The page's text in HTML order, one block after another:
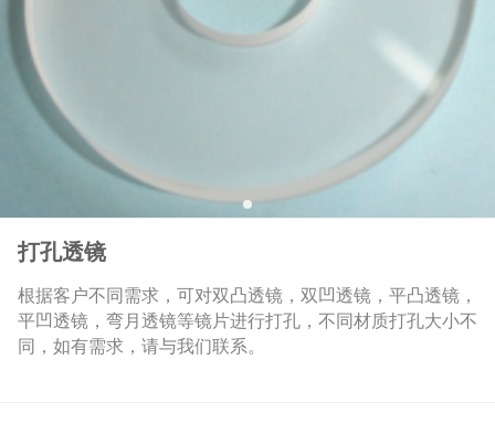
打孔透镜
根据客户不同需求，可对双凸透镜，双凹透镜，平凸透镜，
平凹透镜，弯月透镜等镜片进行打孔，不同材质打孔大小不
同，如有需求，请与我们联系。